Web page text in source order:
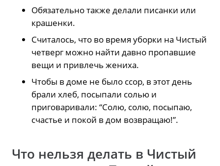
Обязательно также делали писанки или
крашенки.
Считалось, что во время уборки на Чистый
четверг можно найти давно пропавшие
вещи и привлечь жениха.
Чтобы в доме не было ссор, в этот день
брали хлеб, посыпали солью и
приговаривали: “Солю, солю, посыпаю,
счастье и покой в дом возвращаю!”.
Что нельзя делать в Чистый